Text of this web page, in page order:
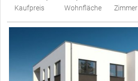
Kaufpreis
Wohnfläche
Zimmer